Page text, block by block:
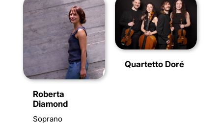
Roberta
Diamond
Soprano
Quartetto Doré